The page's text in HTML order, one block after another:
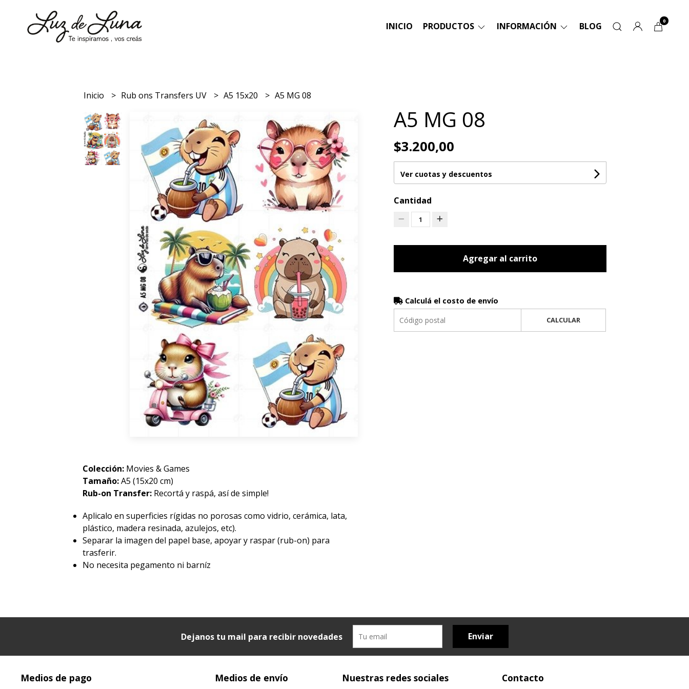
INICIO PRODUCTOS INFORMACIÓN BLOG 0
Inicio Rub ons Transfers UV A5 15x20 A5 MG 08
Colección: Movies & Games
Tamaño:A5 (15x20 cm)
Rub-on Transfer: Recortá y raspá, así de simple!
Aplicalo en superficies rígidas no porosas como vidrio, cerámica, lata,
plástico, madera resinada, azulejos, etc).
Separar la imagen del papel base, apoyar y raspar (rub-on) para
trasferir.
No necesita pegamento ni barníz
A5 MG 08
$3.200,00
Ver cuotas y descuentos
Cantidad
1
Agregar al carrito
Calculá el costo de envío
CALCULAR
Dejanos tu mail para recibir novedades Enviar
Medios de pago Medios de envío Nuestras redes sociales Contacto